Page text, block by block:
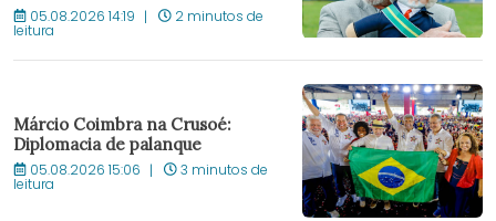
05.08.2026 14:19 2 minutos de
leitura
Márcio Coimbra na Crusoé:
Diplomacia de palanque
05.08.2026 15:06 3 minutos de
leitura